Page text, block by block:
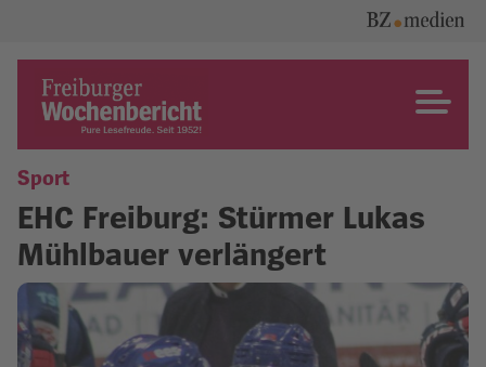
content
Freiburger Wochenbericht
Sport
EHC Freiburg: Stürmer Lukas
Mühlbauer verlängert